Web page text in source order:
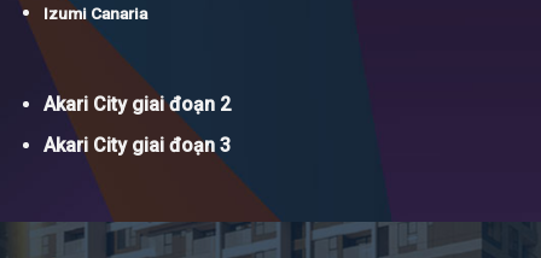
Izumi Canaria
Akari City giai đoạn 2
Akari City giai đoạn 3